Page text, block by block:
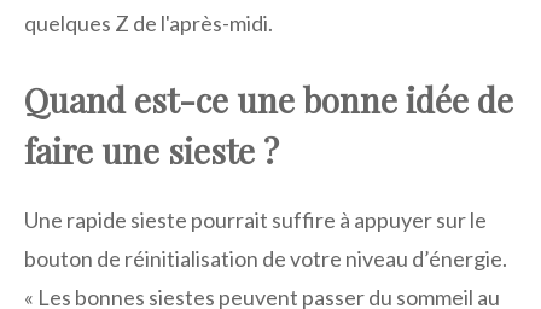
quelques Z de l'après-midi.
Quand est-ce une bonne idée de
faire une sieste ?
Une rapide sieste pourrait suffire à appuyer sur le
bouton de réinitialisation de votre niveau d’énergie.
« Les bonnes siestes peuvent passer du sommeil au